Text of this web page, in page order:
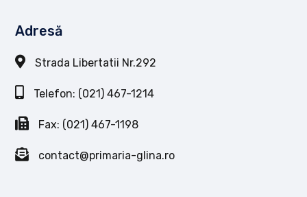
Adresă
Strada Libertatii Nr.292
Telefon: (021) 467-1214
Fax: (021) 467-1198
contact@primaria-glina.ro